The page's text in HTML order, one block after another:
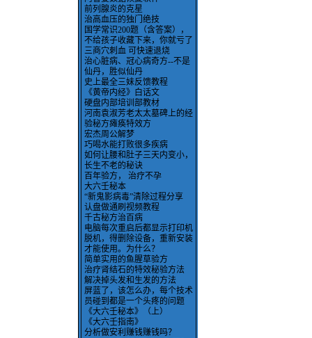
前列腺炎的克星
治高血压的独门绝技
国学常识200题（含答案），
不给孩子收藏下来，你就亏了
三商穴刺血 可快速退烧
治心脏病、冠心病奇方--不是
仙丹，胜似仙丹
史上最全三妹反馈教程
《黄帝内经》白话文
硬盘内部培训部教材
河南袁淑芳老太太墓碑上的经
验秘方瘫痪特效方
宏杰周公解梦
巧喝水能打败很多疾病
如何让腰和肚子三天内变小，
长生不老的秘诀
百年验方， 治疗不孕
大六壬秘本
“新鬼影病毒”清除过程分享
认盘做通刷视频教程
千古秘方治百病
电脑每次重启后都显示打印机
脱机，得删除设备，重新安装
才能使用。为什么？
简单实用的鱼腥草验方
治疗肾结石的特效秘验方法
解决掉头发和生发的方法
屏蓝了，该怎么办，每个技术
员碰到都是一个头疼的问题
《大六壬秘本》（上）
《大六壬指南》
分析做安利赚钱赚钱吗？